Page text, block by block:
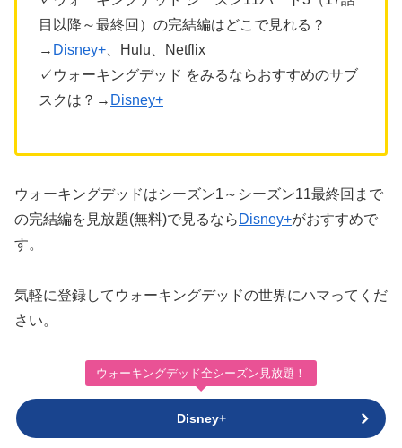
目以降～最終回）の完結編はどこで見れる？
→ Disney+ 、Hulu、Netflix
✓ウォーキングデッド をみるならおすすめのサブ
スクは？→ Disney+
ウォーキングデッドはシーズン1～シーズン11最終回まで
の完結編を見放題(無料)で見るなら Disney+がおすすめで
す。
気軽に登録してウォーキングデッドの世界にハマってくだ
さい。
ウォーキングデッド全シーズン見放題！
Disney+